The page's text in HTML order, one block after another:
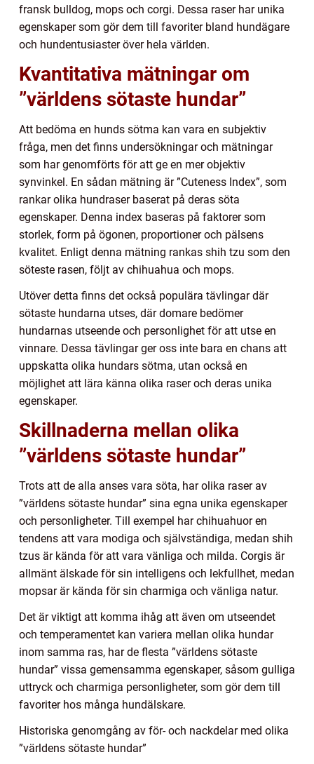
fransk bulldog, mops och corgi. Dessa raser har unika
egenskaper som gör dem till favoriter bland hundägare
och hundentusiaster över hela världen.
Kvantitativa mätningar om
”världens sötaste hundar”
Att bedöma en hunds sötma kan vara en subjektiv
fråga, men det finns undersökningar och mätningar
som har genomförts för att ge en mer objektiv
synvinkel. En sådan mätning är ”Cuteness Index”, som
rankar olika hundraser baserat på deras söta
egenskaper. Denna index baseras på faktorer som
storlek, form på ögonen, proportioner och pälsens
kvalitet. Enligt denna mätning rankas shih tzu som den
söteste rasen, följt av chihuahua och mops.
Utöver detta finns det också populära tävlingar där
sötaste hundarna utses, där domare bedömer
hundarnas utseende och personlighet för att utse en
vinnare. Dessa tävlingar ger oss inte bara en chans att
uppskatta olika hundars sötma, utan också en
möjlighet att lära känna olika raser och deras unika
egenskaper.
Skillnaderna mellan olika
”världens sötaste hundar”
Trots att de alla anses vara söta, har olika raser av
”världens sötaste hundar” sina egna unika egenskaper
och personligheter. Till exempel har chihuahuor en
tendens att vara modiga och självständiga, medan shih
tzus är kända för att vara vänliga och milda. Corgis är
allmänt älskade för sin intelligens och lekfullhet, medan
mopsar är kända för sin charmiga och vänliga natur.
Det är viktigt att komma ihåg att även om utseendet
och temperamentet kan variera mellan olika hundar
inom samma ras, har de flesta ”världens sötaste
hundar” vissa gemensamma egenskaper, såsom gulliga
uttryck och charmiga personligheter, som gör dem till
favoriter hos många hundälskare.
Historiska genomgång av för- och nackdelar med olika
”världens sötaste hundar”